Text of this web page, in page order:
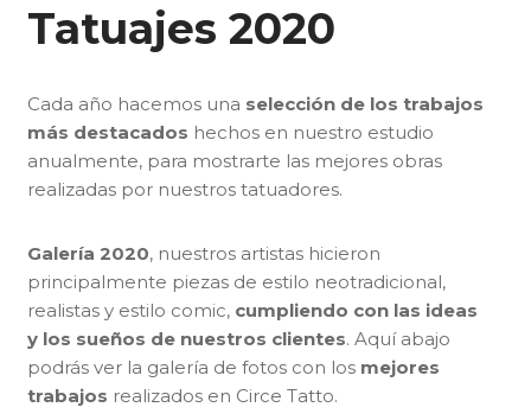
Tatuajes 2020
Cada año hacemos una selección de los trabajos
más destacados hechos en nuestro estudio
anualmente, para mostrarte las mejores obras
realizadas por nuestros tatuadores.
Galería 2020, nuestros artistas hicieron
principalmente piezas de estilo neotradicional,
realistas y estilo comic, cumpliendo con las ideas
y los sueños de nuestros clientes. Aquí abajo
podrás ver la galería de fotos con los mejores
trabajos realizados en Circe Tatto.